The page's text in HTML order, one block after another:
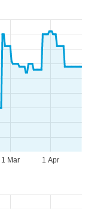
1 Mar 1 Apr